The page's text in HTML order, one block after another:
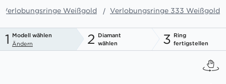
Verlobungsringe Weißgold Verlobungsringe 333 Weißgold
1 Modell wählen
Ändern
2 Diamant
wählen
3 Ring
fertigstellen